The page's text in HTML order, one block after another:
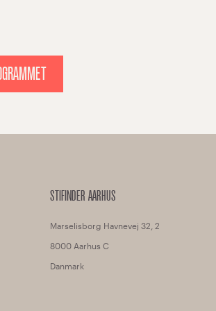
STIFINDER AARHUS
Marselisborg Havnevej 32, 2
8000 Aarhus C
Danmark